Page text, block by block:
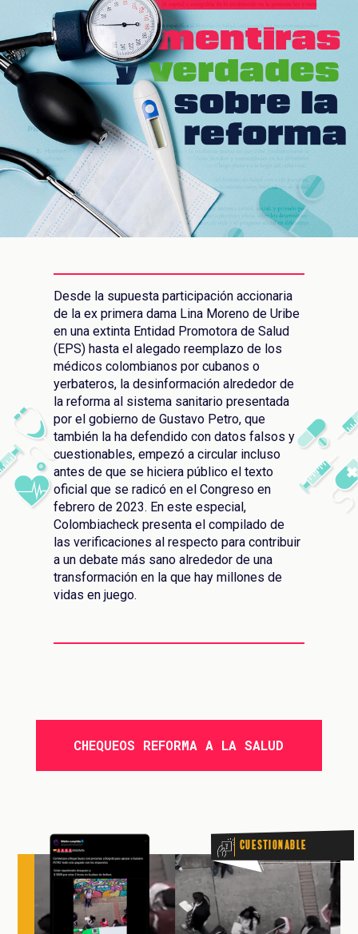
Desde la supuesta participación accionaria
de la ex primera dama Lina Moreno de Uribe
en una extinta Entidad Promotora de Salud
(EPS) hasta el alegado reemplazo de los
médicos colombianos por cubanos o
yerbateros, la desinformación alrededor de
la reforma al sistema sanitario presentada
por el gobierno de Gustavo Petro, que
también la ha defendido con datos falsos y
cuestionables, empezó a circular incluso
antes de que se hiciera público el texto
oficial que se radicó en el Congreso en
febrero de 2023. En este especial,
Colombiacheck presenta el compilado de
las verificaciones al respecto para contribuir
a un debate más sano alrededor de una
transformación en la que hay millones de
vidas en juego.
CHEQUEOS REFORMA A LA SALUD
Cuestionable